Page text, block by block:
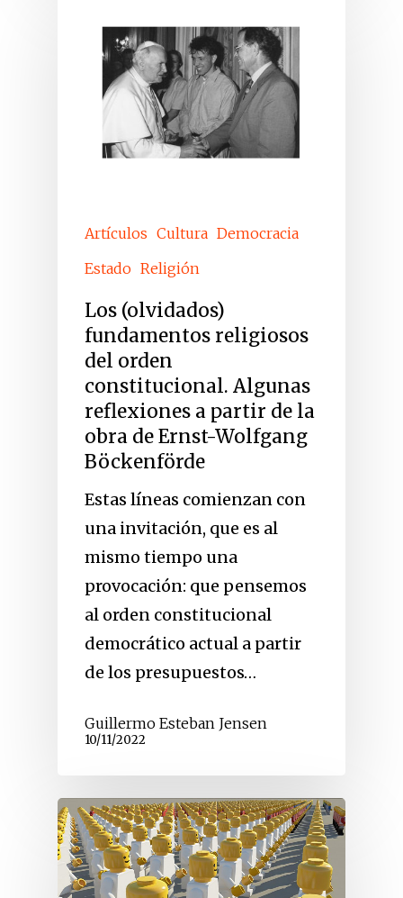
Artículos Cultura Democracia
Estado Religión
Los (olvidados)
fundamentos religiosos
del orden
constitucional. Algunas
reflexiones a partir de la
obra de Ernst-Wolfgang
Böckenförde
Estas líneas comienzan con
una invitación, que es al
mismo tiempo una
provocación: que pensemos
al orden constitucional
democrático actual a partir
de los presupuestos…
Guillermo Esteban Jensen
10/11/2022